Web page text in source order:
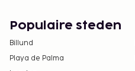
Populaire steden
Billund
Playa de Palma